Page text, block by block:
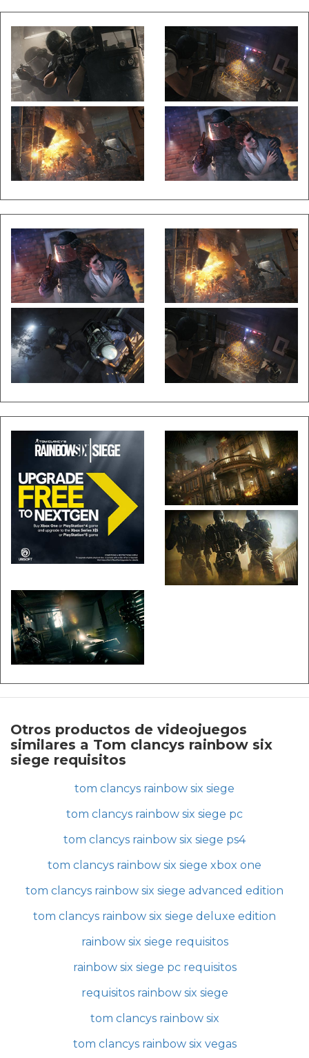
Otros productos de videojuegos
similares a Tom clancys rainbow six
siege requisitos
tom clancys rainbow six siege
tom clancys rainbow six siege pc
tom clancys rainbow six siege ps4
tom clancys rainbow six siege xbox one
tom clancys rainbow six siege advanced edition
tom clancys rainbow six siege deluxe edition
rainbow six siege requisitos
rainbow six siege pc requisitos
requisitos rainbow six siege
tom clancys rainbow six
tom clancys rainbow six vegas